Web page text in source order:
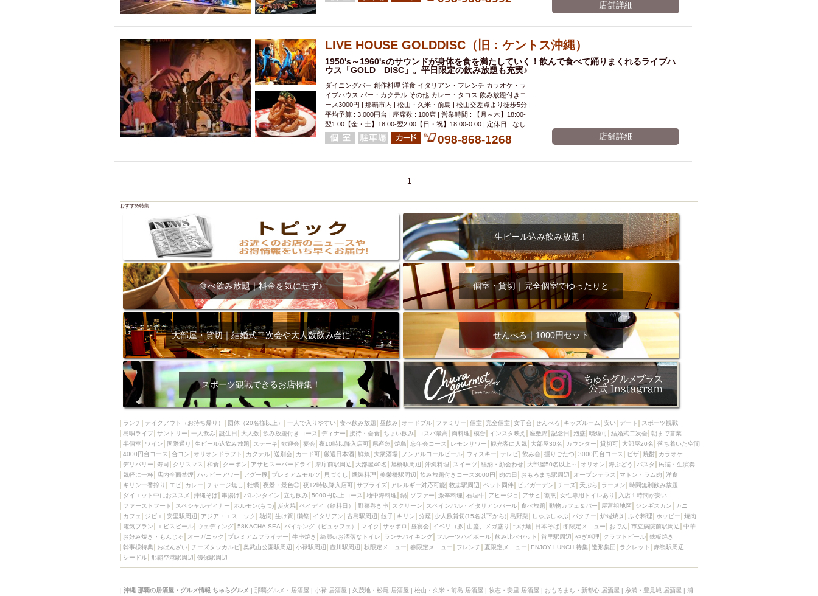
店舗詳細
LIVE HOUSE GOLDDISC（旧：ケントス沖縄）
1950's～1960'sのサウンドが身体を食を満たしていく！飲んで食べて踊りまくれるライブハ
ウス「GOLD DISC」。平日限定の飲み放題も充実♪
ダイニングバー 創作料理 洋食 イタリアン・フレンチ カラオケ・ラ
イブハウス バー・カクテル その他 カレー・タコス 飲み放題付きコ
ース3000円 | 那覇市内 | 松山・久米・前島 | 松山交差点より徒歩5分 |
平均予算 : 3,000円台 | 座席数 : 100席 | 営業時間 : 【月～木】18:00-
翌1:00【金・土】18:00-翌2:00【日・祝】18:00-0:00 | 定休日 : なし
098-868-1268 店舗詳細
1
おすすめ特集
生ビール込み飲み放題！
食べ飲み放題｜料金を気にせず♪ 個室・貸切｜完全個室でゆったりと
大部屋・貸切｜結婚式二次会や大人数飲み会に せんべろ｜1000円セット
スポーツ観戦できるお店特集！
ランチ テイクアウト（お持ち帰り） 団体（20名様以上） 一人で入りやすい 食べ飲み放題 昼飲み オードブル ファミリー 個室 完全個室 女子会 せんべろ キッズルーム 安い デート
スポーツ観戦
島唄ライブ サントリー 一人飲み 誕生日 大人数 飲み放題付きコース ディナー 接待・会食 ちょい飲み コスパ最高 肉料理 模合 インスタ映え 座敷席 記念日 泡盛 喫煙可 結婚式二次会 朝まで営業
半個室
ワイン 国際通り 生ビール込飲み放題 ステーキ 歓迎会 宴会 夜10時以降入店可 県産魚 焼鳥 忘年会コース レモンサワー 観光客に人気 大部屋30名 カウンター 貸切可 大部屋20名
落ち着いた空間
4000円台コース
合コン オリオンドラフト カクテル 送別会 カード可 厳選日本酒 鮮魚 大衆酒場 ノンアルコールビール ウィスキー テレビ 飲み会 掘りごたつ 3000円台コース ピザ 焼酎
カラオケ
デリバリー
寿司 クリスマス 和食 クーポン アサヒスーパードライ 県庁前駅周辺 大部屋40名 旭橋駅周辺 沖縄料理 スイーツ 結納・顔会わせ 大部屋50名以上～ オリオン 海ぶどう パスタ
民謡・生演奏
気軽に一杯
店内全面禁煙 ハッピーアワー アグー豚 プレミアムモルツ 貝づくし 燻製料理 美栄橋駅周辺 飲み放題付きコース3000円 肉の日 おもろまち駅周辺 オープンテラス マトン・ラム肉
洋食
キリン一番搾り
エビ カレー チャージ無し 牡蠣 夜景・景色◎ 夜12時以降入店可 サプライズ アレルギー対応可能 牧志駅周辺 ペット同伴 ビアガーデン チーズ 天ぷら ラーメン
時間無制飲み放題
ダイエット中におススメ
沖縄そば 串揚げ バレンタイン 立ち飲み 5000円以上コース 地中海料理 鍋 ソファー 激辛料理 石垣牛 アヒージョ アサヒ 割烹 女性専用トイレあり
入店１時間が安い
ファーストフード
スペシャルディナー ホルモン(もつ) 炭火焼 ペイディ（給料日） 野菜巻き串 スクリーン スペインバル・イタリアンバール 食べ放題 動物カフェ＆バー 屋富祖地区 ジンギスカン
カニ
カフェ
ジビエ 安里駅周辺 アジア・エスニック 熱燗 生け簀 獺祭 イタリアン 古島駅周辺 餃子 キリン 分煙 少人数貸切(15名以下から) 島野菜 しゃぶしゃぶ パクチー 炉端焼き ふぐ料理 ホッピー
焼肉
電気ブラン
エビスビール ウェディング 58KACHA-SEA バイキング（ビュッフェ） マイク サッポロ 昼宴会 イベリコ豚 山盛、メガ盛り つけ麺 日本そば 冬限定メニュー おでん 市立病院前駅周辺
中華
お好み焼き・もんじゃ
オーガニック プレミアムフライデー 牛串焼き 綺麗orお洒落なトイレ ランチバイキング フルーツハイボール 飲み比べセット 首里駅周辺 やぎ料理 クラフトビール 鉄板焼き
幹事様特典
おばんざい チーズタッカルビ 奥武山公園駅周辺 小禄駅周辺 壺川駅周辺 秋限定メニュー 春限定メニュー フレンチ 夏限定メニュー ENJOY LUNCH 特集 造形集団 ラクレット
赤嶺駅周辺
シードル 那覇空港駅周辺 儀保駅周辺
| 沖縄 那覇の居酒屋・グルメ情報 ちゅらグルメ | 那覇グルメ・居酒屋 | 小禄 居酒屋 | 久茂地・松尾 居酒屋 | 松山・久米・前島 居酒屋 | 牧志・安里 居酒屋 | おもろまち・新都心 居酒屋 | 糸満・豊見城 居酒屋 | 浦